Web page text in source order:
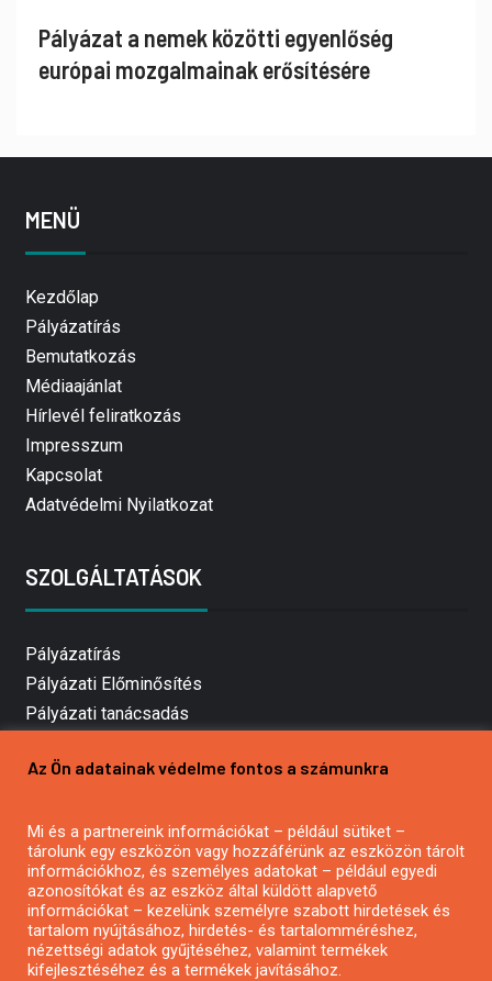
Pályázat a nemek közötti egyenlőség
európai mozgalmainak erősítésére
MENÜ
Kezdőlap
Pályázatírás
Bemutatkozás
Médiaajánlat
Hírlevél feliratkozás
Impresszum
Kapcsolat
Adatvédelmi Nyilatkozat
SZOLGÁLTATÁSOK
Pályázatírás
Pályázati Előminősítés
Pályázati tanácsadás
Mezőgazdasági pályázatírás
Pályázatírás civil szervezeteknek
Pályázatírás önkormányzatoknak
Pályázatfigyelés
Specifikus pályázatfigyelés vagy hírlevél
Az Ön adatainak védelme fontos a számunkra
Mi és a partnereink információkat – például sütiket –
tárolunk egy eszközön vagy hozzáférünk az eszközön tárolt
információkhoz, és személyes adatokat – például egyedi
azonosítókat és az eszköz által küldött alapvető
információkat – kezelünk személyre szabott hirdetések és
tartalom nyújtásához, hirdetés- és tartalomméréshez,
nézettségi adatok gyűjtéséhez, valamint termékek
kifejlesztéséhez és a termékek javításához.